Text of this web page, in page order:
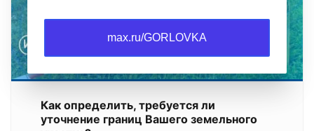
Как определить, требуется ли
уточнение границ Вашего земельного
max.ru/GORLOVKA